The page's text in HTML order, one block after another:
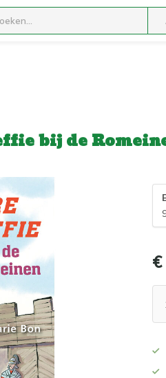
bij de